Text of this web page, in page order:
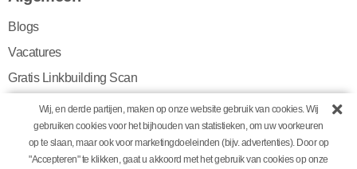
Wij, en derde partijen, maken op onze website gebruik van cookies. Wij
gebruiken cookies voor het bijhouden van statistieken, om uw voorkeuren
op te slaan, maar ook voor marketingdoeleinden (bijv. advertenties). Door op
"Accepteren" te klikken, gaat u akkoord met het gebruik van cookies op onze
Blogs
Vacatures
Gratis Linkbuilding Scan
Algemene voorwaarden
Privacy policy
Cookiebeleid